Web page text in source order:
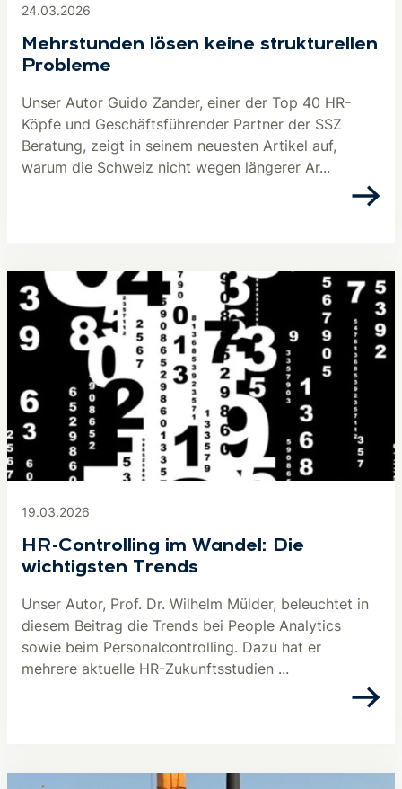
24.03.2026
Mehrstunden lösen keine strukturellen
Probleme
Unser Autor Guido Zander, einer der Top 40 HR-
Köpfe und Geschäftsführender Partner der SSZ
Beratung, zeigt in seinem neuesten Artikel auf,
warum die Schweiz nicht wegen längerer Ar...
19.03.2026
HR-Controlling im Wandel: Die
wichtigsten Trends
Unser Autor, Prof. Dr. Wilhelm Mülder, beleuchtet in
diesem Beitrag die Trends bei People Analytics
sowie beim Personalcontrolling. Dazu hat er
mehrere aktuelle HR-Zukunftsstudien ...